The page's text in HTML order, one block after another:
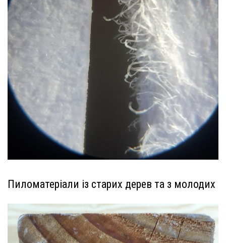
Пиломатеріали із старих дерев та з молодих